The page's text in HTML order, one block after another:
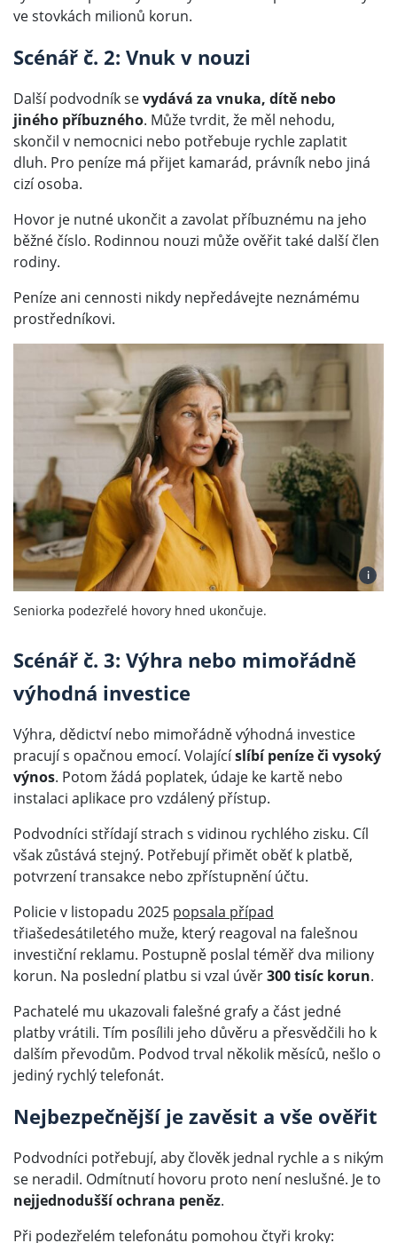
ve stovkách milionů korun.
Scénář č. 2: Vnuk v nouzi
Další podvodník sevydává za vnuka, dítě nebo
jiného příbuzného. Může tvrdit, že měl nehodu,
skončil v nemocnici nebo potřebuje rychle zaplatit
dluh. Pro peníze má přijet kamarád, právník nebo jiná
cizí osoba.
Hovor je nutné ukončit a zavolat příbuznému na jeho
běžné číslo. Rodinnou nouzi může ověřit také další člen
rodiny.
Peníze ani cennosti nikdy nepředávejte neznámému
prostředníkovi.
i
Seniorka podezřelé hovory hned ukončuje.
Scénář č. 3: Výhra nebo mimořádně
výhodná investice
Výhra, dědictví nebo mimořádně výhodná investice
pracují s opačnou emocí. Volajícíslíbí peníze či vysoký
výnos. Potom žádá poplatek, údaje ke kartě nebo
instalaci aplikace pro vzdálený přístup.
Podvodníci střídají strach s vidinou rychlého zisku. Cíl
však zůstává stejný. Potřebují přimět oběť k platbě,
potvrzení transakce nebo zpřístupnění účtu.
Policie v listopadu 2025 popsala případ
třiašedesátiletého muže, který reagoval na falešnou
investiční reklamu. Postupně poslal téměř dva miliony
korun. Na poslední platbu si vzal úvěr300 tisíc korun.
Pachatelé mu ukazovali falešné grafy a část jedné
platby vrátili. Tím posílili jeho důvěru a přesvědčili ho k
dalším převodům. Podvod trval několik měsíců, nešlo o
jediný rychlý telefonát.
Nejbezpečnější je zavěsit a vše ověřit
Podvodníci potřebují, aby člověk jednal rychle a s nikým
se neradil. Odmítnutí hovoru proto není neslušné. Je to
nejjednodušší ochrana peněz.
Při podezřelém telefonátu pomohou čtyři kroky: